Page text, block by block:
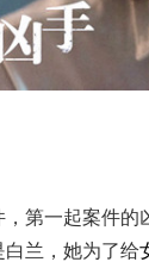
第一起案件
白兰，她为了给